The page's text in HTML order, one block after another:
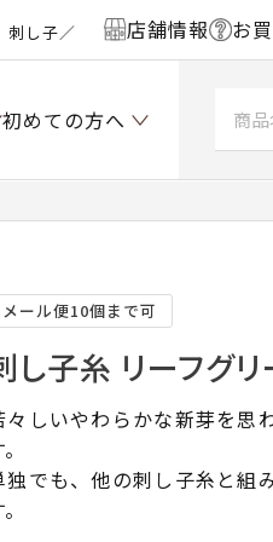
刺し子／ 店舗情報 お
初めての方へ
メール便10個まで可
し子糸 リーフグ
々しいやわらかな新芽を思
独でも、他の刺し子糸と組